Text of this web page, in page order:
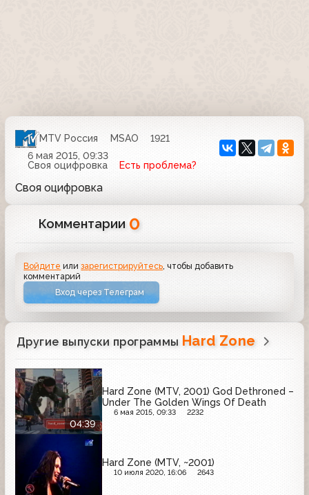
MTV Россия MSAO
1921
6 мая 2015, 09:33
Своя оцифровка
Есть проблема?
Своя оцифровка
Комментарии 0
Войдите илизарегистрируйтесь , чтобы добавить
комментарий
Вход через Телеграм
Другие выпуски программы Hard Zone
04:39
Hard Zone (MTV, 2001) God Dethroned –
Under The Golden Wings Of Death
6 мая 2015, 09:33 2232
Hard Zone (MTV, ~2001)
10 июля 2020, 16:06 2643